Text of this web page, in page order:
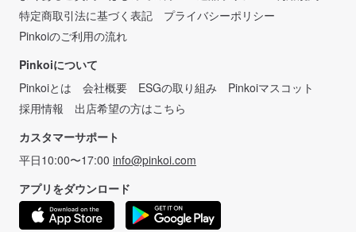
特定商取引法に基づく表記
プライバシーポリシー
Pinkoiのご利用の流れ
Pinkoiについて
Pinkoiとは
会社概要 ESGの取り組み
Pinkoiマスコット
採用情報
出店希望の方はこちら
カスタマーサポート
平日10:00〜17:00 info@pinkoi.com
アプリをダウンロード